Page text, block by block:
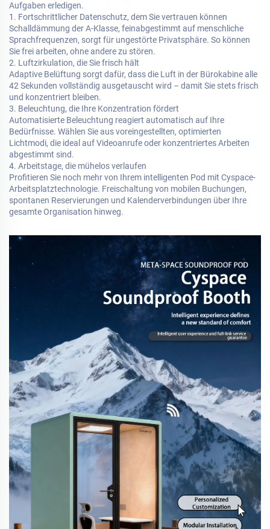
Aufgaben erledigen.
1. Fortschrittlicher Datenschutz, dem Sie vertrauen können
Schalldämmung der A-Klasse, feinabgestimmt auf menschliche
Sprachfrequenzen, sorgt für ungestörte Privatsphäre. So können
Sie frei arbeiten, ohne andere zu stören.
2. Luftzirkulation, die Sie frisch hält
Adaptive Belüftung sorgt dafür, dass die Luft in der Bürokabine alle
42 Sekunden vollständig ausgetauscht wird – damit Sie stets frisch
und konzentriert bleiben.
3. Beleuchtung, die Ihre Konzentration fördert
Automatisierte Beleuchtung reagiert automatisch auf Ihre
Bedürfnisse. Wählen Sie aus voreingestellten, optimierten
Lichtmodi, die ideal auf Videoanrufe oder konzentriertes Arbeiten
abgestimmt sind.
4. Arbeitstage, die mühelos verlaufen
Profitieren Sie noch mehr von Ihrem intelligenten Pod mit Cyspace-
Arbeitsplatztechnologie. Freischaltung von mobilen Buchungen,
spontanen Reservierungen und Kalenderverbindungen über Ihre
gesamte Organisation hinweg.